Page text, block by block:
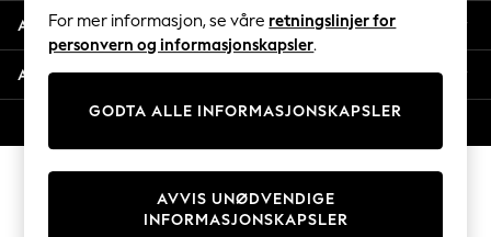
Trending: Clogs
Toy Story
THE SET
Coats & Jackets
Sweatshirts & Hoodies
Knitwear
Cardigans
Dresses
Avdelinger
Andre tjenester
For mer informasjon, se våre retningslinjer for
personvern og informasjonskapsler.
GODTA ALLE INFORMASJONSKAPSLER
AVVIS UNØDVENDIGE
INFORMASJONSKAPSLER